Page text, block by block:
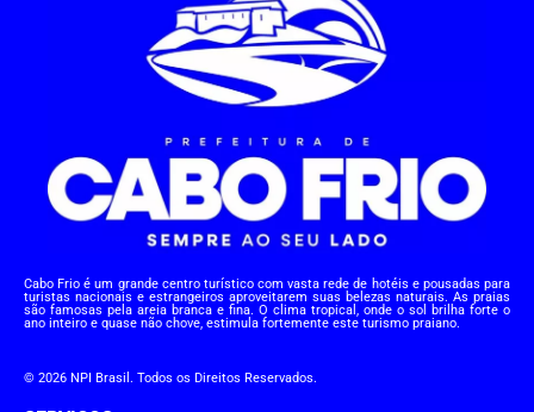
Cabo Frio é um grande centro turístico com vasta rede de hotéis e pousadas para
turistas nacionais e estrangeiros aproveitarem suas belezas naturais. As praias
são famosas pela areia branca e fina. O clima tropical, onde o sol brilha forte o
ano inteiro e quase não chove, estimula fortemente este turismo praiano.
© 2026 NPI Brasil. Todos os Direitos Reservados.